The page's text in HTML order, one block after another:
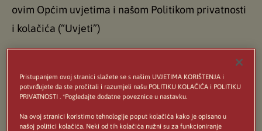
ovim Općim uvjetima i našom Politikom privatnosti
i kolačića (“Uvjeti”)
Ovi se Uvjeti primjenjuju na svaki posjet i svaku
upotrebu ove Internetske stranice društva
Heineken Brouwerijen B.V., smještenog na adresi
Pristupanjem ovoj stranici slažete se s našim UVJETIMA KORIŠTENJA i
potvrđujete da ste pročitali i razumjeli našu POLITIKU KOLAČIĆA i POLITIKU
PRIVATNOSTI . *Pogledajte dodatne poveznice u nastavku.
Na ovoj stranici koristimo tehnologije poput kolačića kako je opisano u
našoj politici kolačića. Neki od tih kolačića nužni su za funkcioniranje